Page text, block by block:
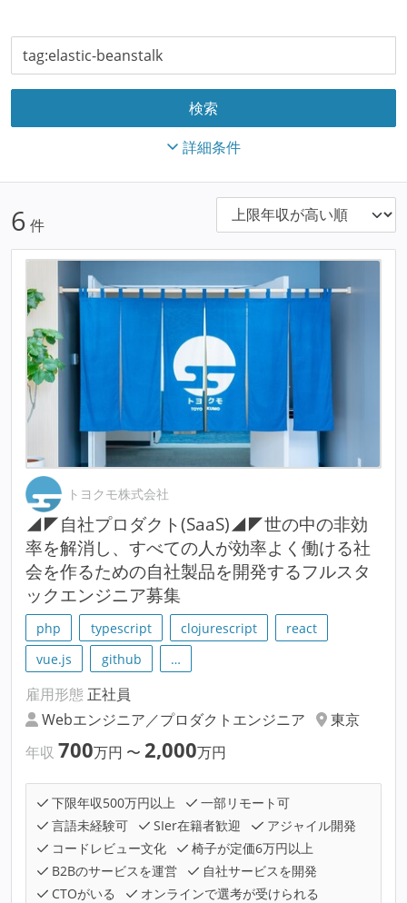
詳細条件
6 件
トヨクモ株式会社
◢◤自社プロダクト(SaaS)◢◤世の中の非効
率を解消し、すべての人が効率よく働ける社
会を作るための自社製品を開発するフルスタ
ックエンジニア募集
php typescript clojurescript
react
vue.js
github …
雇用形態 正社員
Webエンジニア／プロダクトエンジニア
東京
年収 700万円 〜 2,000万円
下限年収500万円以上
一部リモート可
言語未経験可
SIer在籍者歓迎
アジャイル開発
コードレビュー文化
椅子が定価6万円以上
B2Bのサービスを運営
自社サービスを開発
CTOがいる
オンラインで選考が受けられる